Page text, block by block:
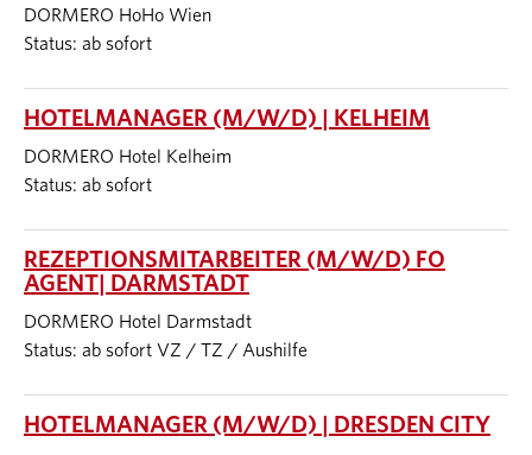
DORMERO HoHo Wien
Status: ab sofort
HOTELMANAGER (M/W/D) | KELHEIM
DORMERO Hotel Kelheim
Status: ab sofort
REZEPTIONSMITARBEITER (M/W/D) FO
AGENT| DARMSTADT
DORMERO Hotel Darmstadt
Status: ab sofort VZ / TZ / Aushilfe
HOTELMANAGER (M/W/D) | DRESDEN CITY